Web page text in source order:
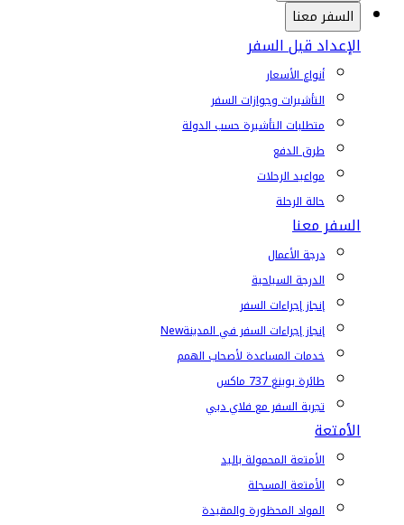
السفر معنا
الإعداد قبل السفر
أنواع الأسعار
التأشيرات وجوازات السفر
متطلبات التأشيرة حسب الدولة
طرق الدفع
مواعيد الرحلات
حالة الرحلة
السفر معنا
درجة الأعمال
الدرجة السياحية
إنجاز إجراءات السفر
إنجاز إجراءات السفر في المدينةNew
خدمات المساعدة لأصحاب الهمم
طائرة بوينغ 737 ماكس
تجربة السفر مع فلاي دبي
الأمتعة
الأمتعة المحمولة باليد
الأمتعة المسجلة
المواد المحظورة والمقيدة